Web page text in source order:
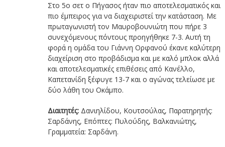
Στο 5ο σετ ο Πήγασος ήταν πιο αποτελεσματικός και
πιο έμπειρος για να διαχειριστεί την κατάσταση. Με
πρωταγωνιστή τον Μαυροβουνιώτη που πήρε 3
συνεχόμενους πόντους προηγήθηκε 7-3. Αυτή τη
φορά η ομάδα του Γιάννη Ορφανού έκανε καλύτερη
διαχείριση στο προβάδισμα και με καλό μπλοκ αλλά
και αποτελεσματικές επιθέσεις από Κανέλλο,
Καπετανίδη ξέφυγε 13-7 και ο αγώνας τελείωσε με
δύο λάθη του Οκάμπο.
Διαιτητές:Δανιηλίδου, Κουτσούλας, Παρατηρητής:
Σαρδάνης, Επόπτες: Πυλούδης, Βαλκανιώτης,
Γραμματεία: Σαρδάνη.